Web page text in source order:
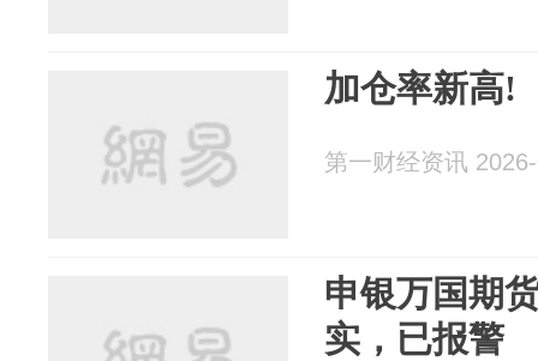
加仓率新高!
第一财经资讯
申银万国期
实，已报警